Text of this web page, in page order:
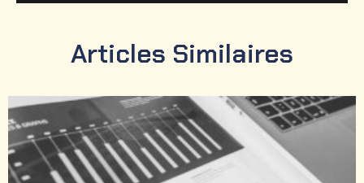
Articles Similaires